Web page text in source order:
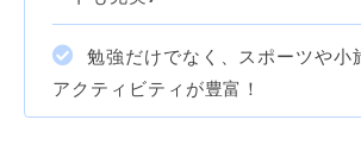
勉強だけでなく、スポーツや小
アクティビティが豊富！